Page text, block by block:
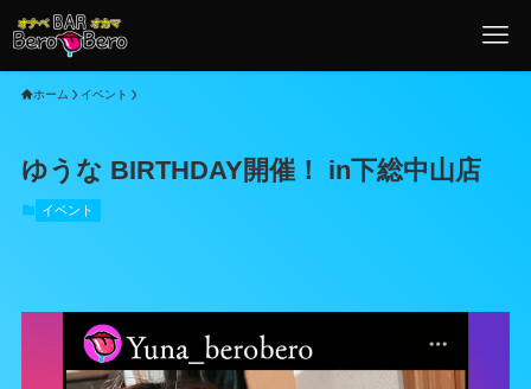
ホーム イベント
ゆうな BIRTHDAY開催！ in下総中山店
イベント